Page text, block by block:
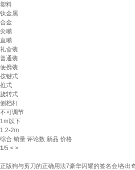
塑料
钛金属
合金
尖嘴
直嘴
礼盒装
普通装
便携装
按键式
推式
旋转式
侧档杆
不可调节
1m以下
1.2-2m
综合 销量 评论数 新品 价格
1/5 < >
正版狗与剪刀的正确用法7豪华闪耀的签名会!各